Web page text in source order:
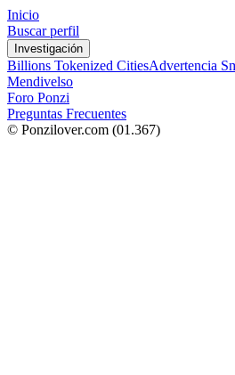
Inicio
Buscar perfil
Investigación
Billions Tokenized CitiesAdvertencia
Mendivelso
Foro Ponzi
Preguntas Frecuentes
© Ponzilover.com (01.367)